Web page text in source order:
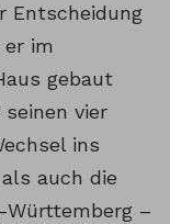
Entscheidung
im
gebaut
vier
ins
auch die
Württemberg –